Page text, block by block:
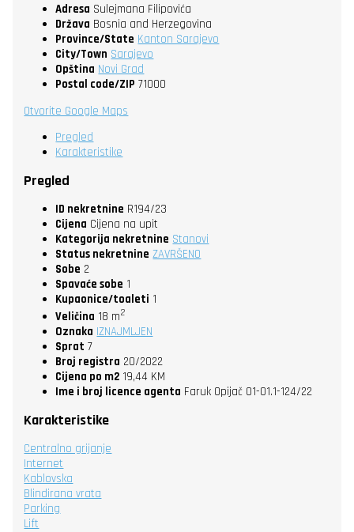
Adresa Sulejmana Filipovića
Država Bosnia and Herzegovina
Province/State Kanton Sarajevo
City/Town Sarajevo
Opština Novi Grad
Postal code/ZIP 71000
Otvorite Google Maps
Pregled
Karakteristike
Pregled
ID nekretnine R194/23
Cijena Cijena na upit
Kategorija nekretnine Stanovi
Status nekretnine ZAVRŠENO
Sobe 2
Spavaće sobe 1
Kupaonice/toaleti 1
Veličina 18 m2
Oznaka IZNAJMLJEN
Sprat 7
Broj registra 20/2022
Cijena po m2 19,44 KM
Ime i broj licence agenta Faruk Opijač 01-01.1-124/22
Karakteristike
Centralno grijanje
Internet
Kablovska
Blindirana vrata
Parking
Lift